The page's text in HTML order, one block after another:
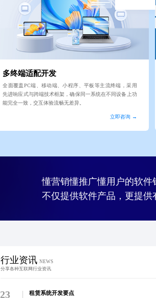
多终端适配开发
全面覆盖PC端、移动端、小程序、平板等主流终端，采用
先进响应式与跨端技术框架，确保同一系统在不同设备上功
能完全一致，交互体验流畅无差异。
立即咨询 →
懂营销懂推广懂用户的软件
不仅提供软件产品，更提
行业资讯 NEWS
分享各种互联网行业资讯
23 租赁系统开发要点